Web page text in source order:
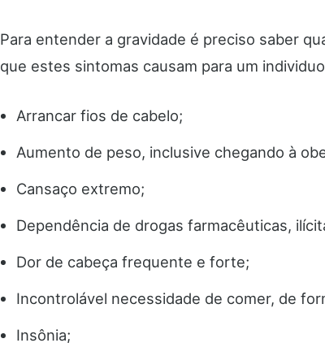
Para entender a gravidade é preciso saber
que estes sintomas causam para um
Arrancar fios de cabelo;
Aumento de peso, inclusive chegando à
Cansaço extremo;
Dependência de drogas farmacêuticas,
Dor de cabeça frequente e forte;
Incontrolável necessidade de comer, de
Insônia;